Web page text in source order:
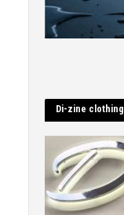
Di-zine clothing